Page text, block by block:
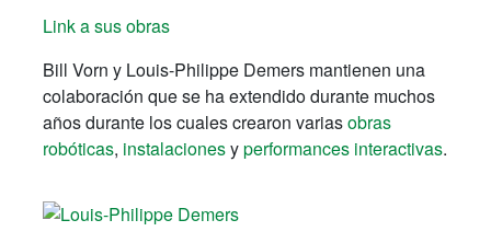
Link a sus obras
Bill Vorn y Louis-Philippe Demers mantienen una
colaboración que se haextendidodurante muchos
añosdurante los cualescrearon variasobras
robóticas, instalacionesyperformances interactivas.